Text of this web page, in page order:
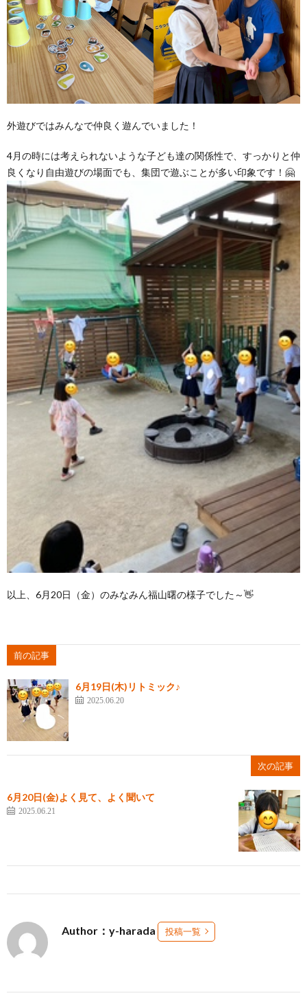
外遊びではみんなで仲良く遊んでいました！
4月の時には考えられないような子ども達の関係性で、すっかりと仲
良くなり自由遊びの場面でも、集団で遊ぶことが多い印象です！🤗
以上、6月20日（金）のみなみん福山曙の様子でした～👋
前の記事
6月19日(木)リトミック♪
2025.06.20
次の記事
6月20日(金)よく見て、よく聞いて
2025.06.21
Author：y-harada 投稿一覧